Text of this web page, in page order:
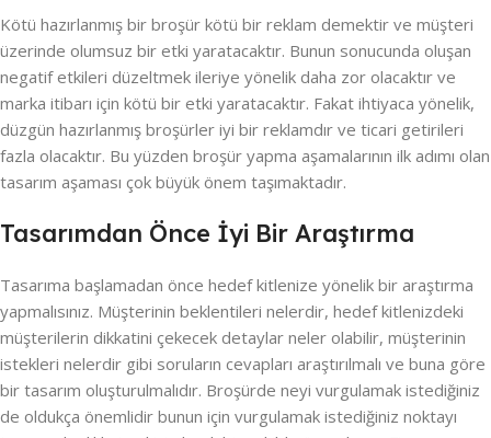
Kötü hazırlanmış bir broşür kötü bir reklam demektir ve müşteri
üzerinde olumsuz bir etki yaratacaktır. Bunun sonucunda oluşan
negatif etkileri düzeltmek ileriye yönelik daha zor olacaktır ve
marka itibarı için kötü bir etki yaratacaktır. Fakat ihtiyaca yönelik,
düzgün hazırlanmış broşürler iyi bir reklamdır ve ticari getirileri
fazla olacaktır. Bu yüzden broşür yapma aşamalarının ilk adımı olan
tasarım aşaması çok büyük önem taşımaktadır.
Tasarımdan Önce İyi Bir Araştırma
Tasarıma başlamadan önce hedef kitlenize yönelik bir araştırma
yapmalısınız. Müşterinin beklentileri nelerdir, hedef kitlenizdeki
müşterilerin dikkatini çekecek detaylar neler olabilir, müşterinin
istekleri nelerdir gibi soruların cevapları araştırılmalı ve buna göre
bir tasarım oluşturulmalıdır. Broşürde neyi vurgulamak istediğiniz
de oldukça önemlidir bunun için vurgulamak istediğiniz noktayı